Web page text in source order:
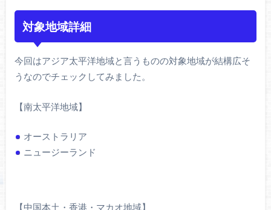
対象地域詳細
今回はアジア太平洋地域と言うものの対象地域が結構広そ
うなのでチェックしてみました。
【南太平洋地域】
オーストラリア
ニュージーランド
【中国本土・香港・マカオ地域】